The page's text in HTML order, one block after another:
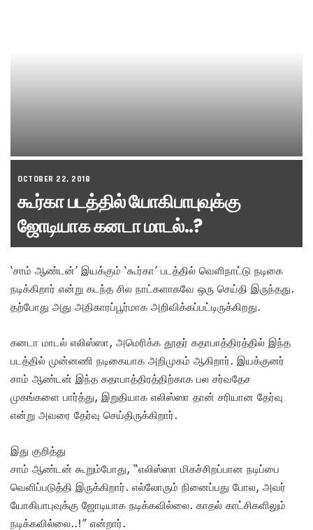
OCTOBER 22, 2018
கூர்கா படத்தில் யோகிபாபுவுக்கு
ஜோடியாக கனடா மாடல்..?
‘சாம் ஆண்டன்’ இயக்கும் ‘கூர்கா’ படத்தில் வெளிநாட்டு நடிகை
நடிக்கிறார் என்று கடந்த சில நாட்களாகவே ஒரு செய்தி இருந்தது.
தற்போது அது அதிகாரப்பூர்மாக அறிவிக்கப்பட்டிருக்கிறது.
கனடா மாடல் எலிஸ்ஸா, அமெரிக்க தூதர் கதாபாத்திரத்தில் இந்த
படத்தில் முன்னணி நடிகையாக அறிமுகம் ஆகிறார். இயக்குனர்
சாம் ஆண்டன் இந்த கதாபாத்திரத்திற்காக பல சர்வதேச
முகங்களை பார்த்து, இறுதியாக எலிஸ்ஸா தான் சரியான தேர்வு
என்று அவரை தேர்வு செய்திருக்கிறார்.
இது குறித்து
சாம் ஆண்டன் கூறும்போது, “எலிஸ்ஸா மிகச்சிறப்பான நடிப்பை
வெளிப்படுத்தி இருக்கிறார். எல்லோரும் நினைப்பது போல, அவர்
யோகிபாபுவுக்கு ஜோடியாக நடிக்கவில்லை. காதல் காட்சிகளிலும்
நடிக்கவில்லை..!” என்றார்.